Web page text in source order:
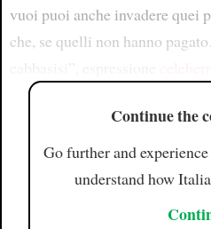
vuoi puoi anche invadere quei
che, se quelli non hanno
Continue the
Go further and
understand how